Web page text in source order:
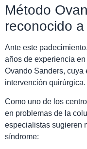
Método
reconocido
Ante este
años de experiencia
Ovando Sanders, cuya
intervención quirúrgica.
Como uno de los
en problemas de la
especialistas sugieren
síndrome: